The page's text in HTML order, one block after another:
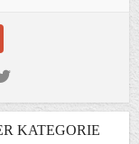
KATEGORIE